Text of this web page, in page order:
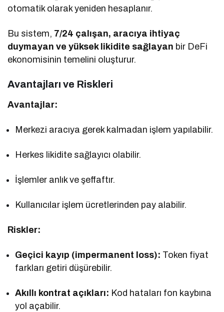
otomatik olarak yeniden hesaplanır.
Bu sistem, 7/24 çalışan, aracıya ihtiyaç
duymayan ve yüksek likidite sağlayan bir DeFi
ekonomisinin temelini oluşturur.
Avantajları ve Riskleri
Avantajlar:
Merkezi aracıya gerek kalmadan işlem yapılabilir.
Herkes likidite sağlayıcı olabilir.
İşlemler anlık ve şeffaftır.
Kullanıcılar işlem ücretlerinden pay alabilir.
Riskler:
Geçici kayıp (impermanent loss): Token fiyat
farkları getiri düşürebilir.
Akıllı kontrat açıkları: Kod hataları fon kaybına
yol açabilir.